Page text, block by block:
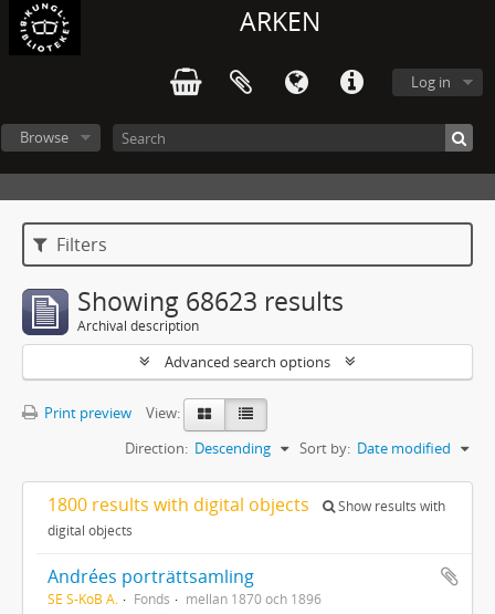
ARKEN
Log in
Browse
Filters
Showing 68623 results
Archival description
Advanced search options
Print preview
View:
Sort by: Date modified
Direction: Descending
1800 results with digital objects
Show results with
digital objects
Andrées porträttsamling
SE S-KoB A. Fonds mellan 1870 och 1896